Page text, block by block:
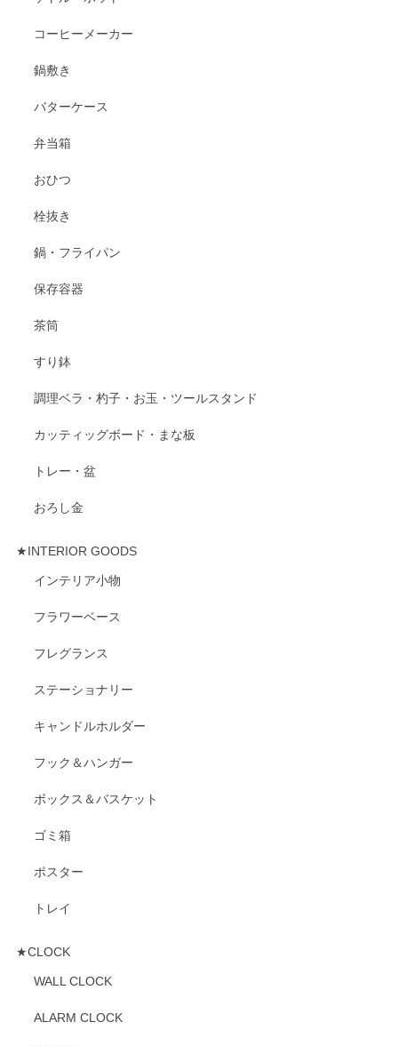
コーヒーメーカー
鍋敷き
バターケース
弁当箱
おひつ
栓抜き
鍋・フライパン
保存容器
茶筒
すり鉢
調理ベラ・杓子・お玉・ツールスタンド
カッティッグボード・まな板
トレー・盆
おろし金
★INTERIOR GOODS
インテリア小物
フラワーベース
フレグランス
ステーショナリー
キャンドルホルダー
フック＆ハンガー
ボックス＆バスケット
ゴミ箱
ポスター
トレイ
★CLOCK
WALL CLOCK
ALARM CLOCK